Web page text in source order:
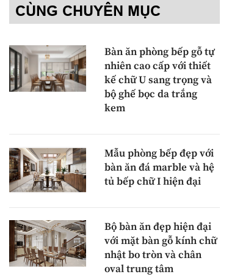
CÙNG CHUYÊN MỤC
Bàn ăn phòng bếp gỗ tự
nhiên cao cấp với thiết
kế chữ U sang trọng và
bộ ghế bọc da trắng
kem
Mẫu phòng bếp đẹp với
bàn ăn đá marble và hệ
tủ bếp chữ I hiện đại
Bộ bàn ăn đẹp hiện đại
với mặt bàn gỗ kính chữ
nhật bo tròn và chân
oval trung tâm